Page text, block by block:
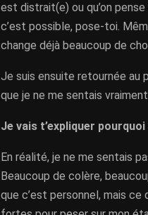
est distrait(e) ou qu’on
c’est possible, pose-toi.
change déjà beaucoup de
Je suis ensuite retournée au
que je ne me sentais
Je vais t’expliquer
En réalité, je ne me sentais
Beaucoup de colère,
que c’est personnel, mais